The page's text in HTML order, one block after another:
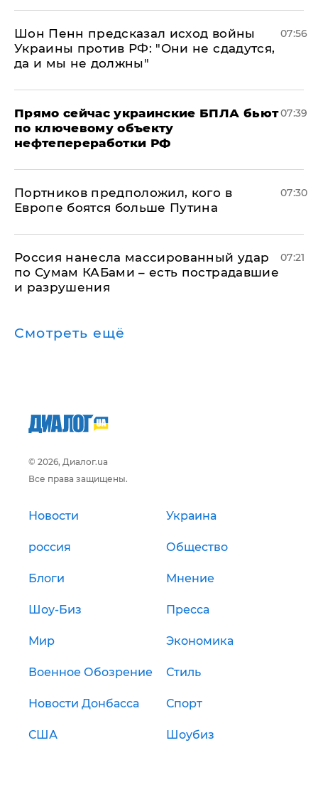
Шон Пенн предсказал исход войны
Украины против РФ: "Они не сдадутся,
да и мы не должны"
07:56
Прямо сейчас украинские БПЛА бьют
по ключевому объекту
нефтепереработки РФ
07:39
Портников предположил, кого в
Европе боятся больше Путина
07:30
Россия нанесла массированный удар
по Сумам КАБами – есть пострадавшие
и разрушения
07:21
Смотреть ещё
© 2026, Диалог.ua
Все права защищены.
Новости Украина
россия Общество
Блоги Мнение
Шоу-Биз Пресса
Мир Экономика
Военное Обозрение Стиль
Новости Донбасса Спорт
США Шоубиз